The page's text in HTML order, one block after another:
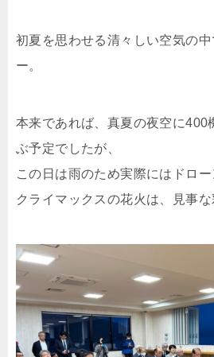
初夏を思わせる清々しい空気の
ー。
本来であれば、真夏の夜空に400
ぶ予定でしたが、
この日は雨のため実際にはドロー
クライマックスの花火は、見事